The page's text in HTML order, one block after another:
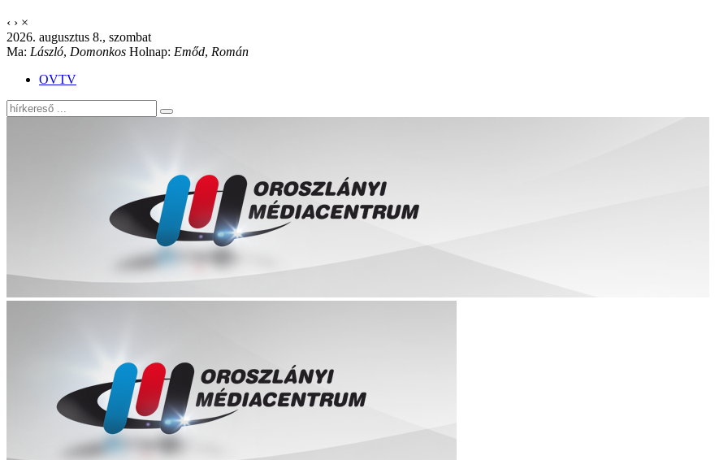
‹ › ×
2026. augusztus 8., szombat
Ma: László, Domonkos Holnap: Emőd, Román
OVTV